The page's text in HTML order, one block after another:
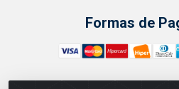
Formas de